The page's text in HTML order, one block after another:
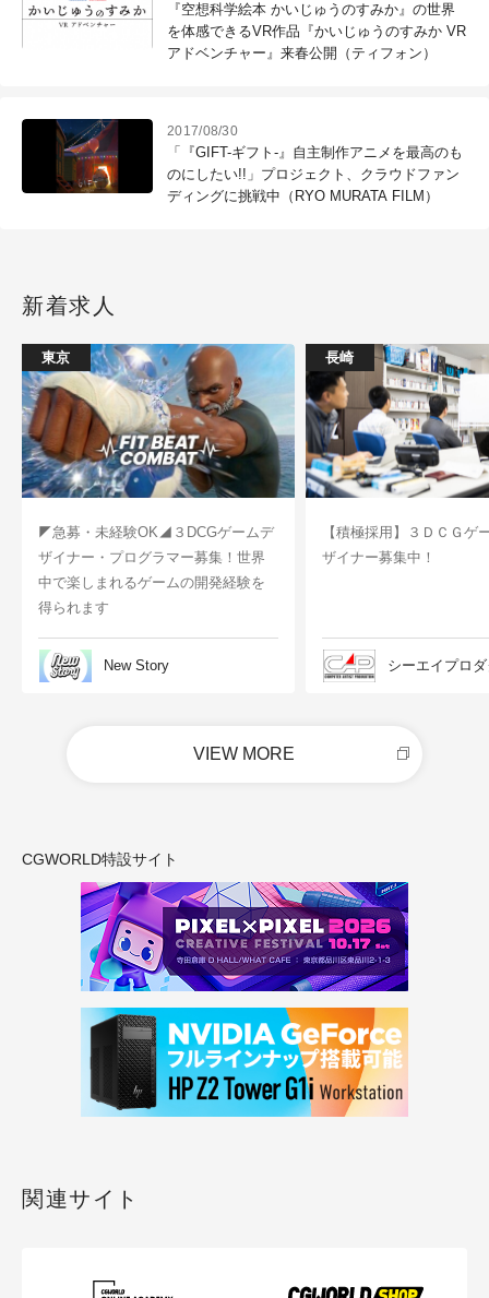
『空想科学絵本 かいじゅうのすみか』の世界
を体感できるVR作品『かいじゅうのすみか VR
アドベンチャー』来春公開（ティフォン）
2017/08/30
「『GIFT-ギフト-』自主制作アニメを最高のも
のにしたい!!」プロジェクト、クラウドファン
ディングに挑戦中（RYO MURATA FILM）
新着求人
東京
◤急募・未経験OK◢３DCGゲームデ
ザイナー・プログラマー募集！世界
中で楽しまれるゲームの開発経験を
得られます
New Story
長崎
【積極採用】３ＤＣＧゲ
ザイナー募集中！
シーエイプロ
VIEW MORE
CGWORLD特設サイト
関連サイト